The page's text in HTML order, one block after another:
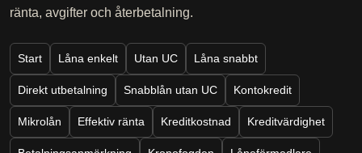
ränta, avgifter och återbetalning.
Start Låna enkelt Utan UC Låna snabbt
Direkt utbetalning Snabblån utan UC Kontokredit
Mikrolån Effektiv ränta Kreditkostnad Kreditvärdighet